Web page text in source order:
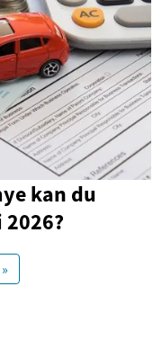
kan du
»